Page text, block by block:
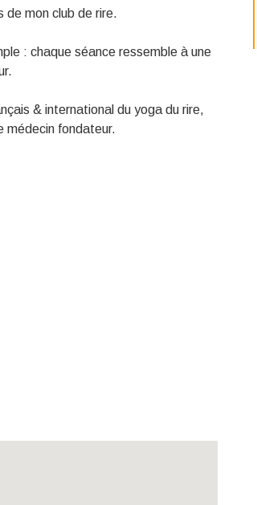
de mon club de rire.
: chaque séance ressemble à une
& international du yoga du rire,
médecin fondateur.